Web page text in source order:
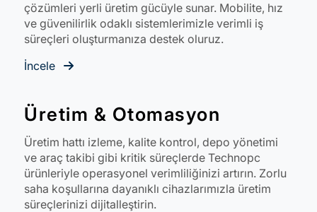
çözümleri yerli üretim gücüyle sunar. Mobilite, hız
ve güvenilirlik odaklı sistemlerimizle verimli iş
süreçleri oluşturmanıza destek oluruz.
İncele
Üretim & Otomasyon
Üretim hattı izleme, kalite kontrol, depo yönetimi
ve araç takibi gibi kritik süreçlerde Technopc
ürünleriyle operasyonel verimliliğinizi artırın. Zorlu
saha koşullarına dayanıklı cihazlarımızla üretim
süreçlerinizi dijitalleştirin.